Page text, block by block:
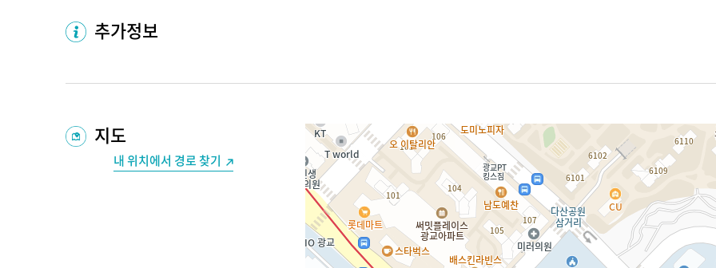
추가정보
지도
내 위치에서 경로 찾기